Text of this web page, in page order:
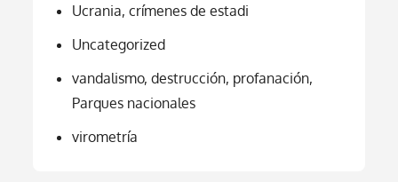
Ucrania, crímenes de estadi
Uncategorized
vandalismo, destrucción, profanación,
Parques nacionales
virometría